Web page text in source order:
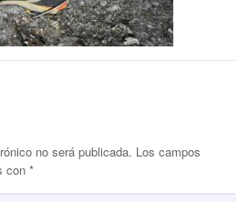
no será publicada. Los campos
con *